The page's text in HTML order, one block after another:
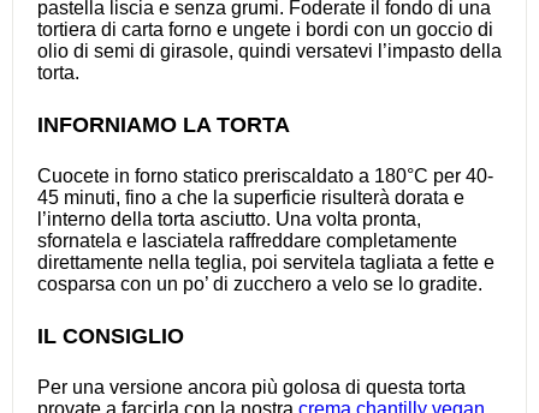
pastella liscia e senza grumi. Foderate il fondo di una
tortiera di carta forno e ungete i bordi con un goccio di
olio di semi di girasole, quindi versatevi l’impasto della
torta.
INFORNIAMO LA TORTA
Cuocete in forno statico preriscaldato a 180°C per 40-
45 minuti, fino a che la superficie risulterà dorata e
l’interno della torta asciutto. Una volta pronta,
sfornatela e lasciatela raffreddare completamente
direttamente nella teglia, poi servitela tagliata a fette e
cosparsa con un po’ di zucchero a velo se lo gradite.
IL CONSIGLIO
Per una versione ancora più golosa di questa torta
provate a farcirla con la nostra crema chantilly vegan